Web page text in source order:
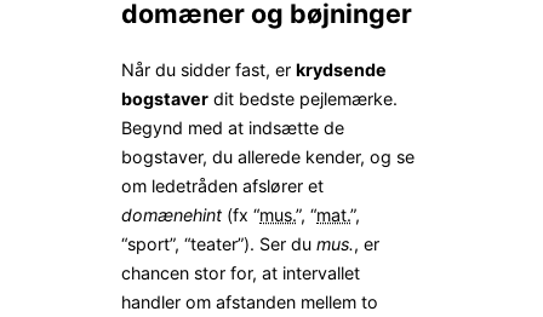
domæner og bøjninger
Når du sidder fast, er krydsende
bogstaver dit bedste pejlemærke.
Begynd med at indsætte de
bogstaver, du allerede kender, og se
om ledetråden afslører et
domænehint (fx “mus.”, “mat.”,
“sport”, “teater”). Ser du mus., er
chancen stor for, at intervallet
handler om afstanden mellem to